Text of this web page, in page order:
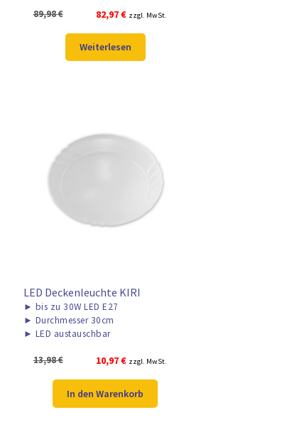
5.00von 5
89,98€
Ursprünglicher
war:
89,98 €
82,97€Aktueller
ist:
82,97 €.
zzgl. MwSt.
Weiterlesen
LED Deckenleuchte KIRI
► bis zu 30W LED E27
► Durchmesser 30cm
► LED austauschbar
13,98€
Ursprünglicher
war:
13,98 €
10,97€Aktueller
ist:
10,97 €.
zzgl. MwSt.
In den Warenkorb